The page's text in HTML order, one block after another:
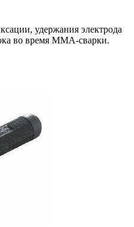
удержания электрода
во время MMA-сварки.